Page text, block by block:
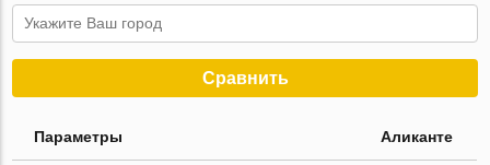
Сравнить
Параметры Аликанте